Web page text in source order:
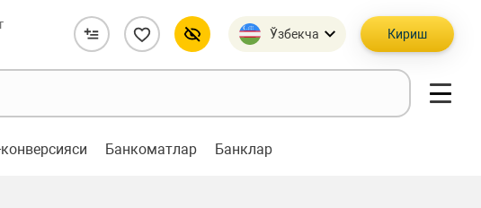
Ўзбекча Кириш
Банкоматлар Банклар